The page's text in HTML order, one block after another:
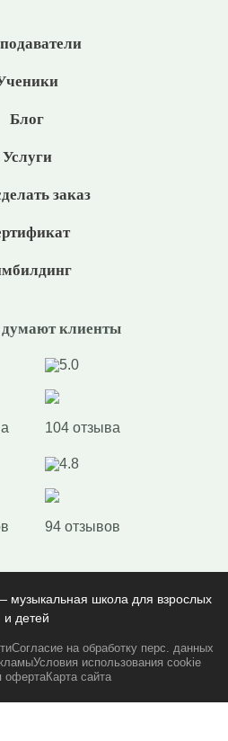
Блог
Услуги
заказ
думают клиенты
5.0
104 отзыва
4.8
94 отзывов
школа для взрослых
и детей
Согласие на обработку перс. данных
Условия использования cookie
офертаКарта сайта